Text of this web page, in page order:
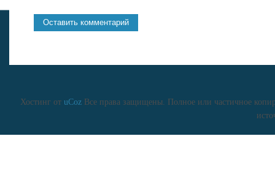
Хостинг от uCozВсе права защищены. Полное или частичное